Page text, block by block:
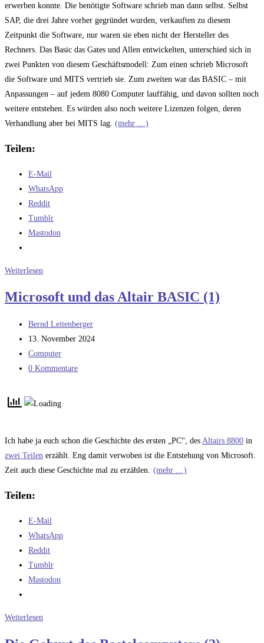
erwerben konnte. Die benötigte Software schrieb man dann selbst. Selbst
SAP, die drei Jahre vorher gegründet wurden, verkauften zu diesem
Zeitpunkt die Software, nur waren sie eben nicht der Hersteller des
Rechners. Das Basic das Gates und Allen entwickelten, unterschied sich in
zwei Punkten von diesem Geschäftsmodell: Zum einen schrieb Microsoft
die Software und MITS vertrieb sie. Zum zweiten war das BASIC – mit
Anpassungen – auf jedem 8080 Computer lauffähig, und davon sollten noch
weitere entstehen. Es würden also noch weitere Lizenzen folgen, deren
Verhandlung aber bei MITS lag. (mehr …)
Teilen:
E-Mail
WhatsApp
Reddit
Tumblr
Mastodon
Weiterlesen
das
BASIC
(2)
Microsoft und das Altair BASIC (1)
Beitrags-
Autor:
Bernd Leitenberger
Beitrag
veröffentlicht:
13. November 2024
Beitrags-
Kategorie:
Computer
Beitrags-
0 Kommentare
Ich habe ja euch schon die Geschichte des ersten „PC“, des Altairs 8800 in
zwei Teilen erzählt. Eng damit verwoben ist die Entstehung von Microsoft.
Zeit auch diese Geschichte mal zu erzählen. (mehr …)
Teilen:
E-Mail
WhatsApp
Reddit
Tumblr
Mastodon
Weiterlesen